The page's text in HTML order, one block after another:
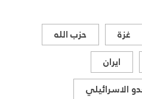
غزة
حزب الله
ايران
الاسرائيلي